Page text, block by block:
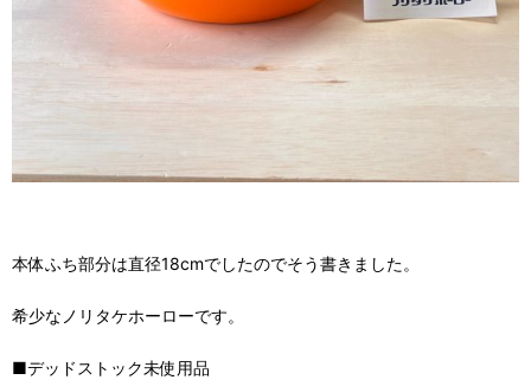
本体ふち部分は直径18cmでしたのでそう書きました。
希少なノリタケホーローです。
■デッドストック未使用品